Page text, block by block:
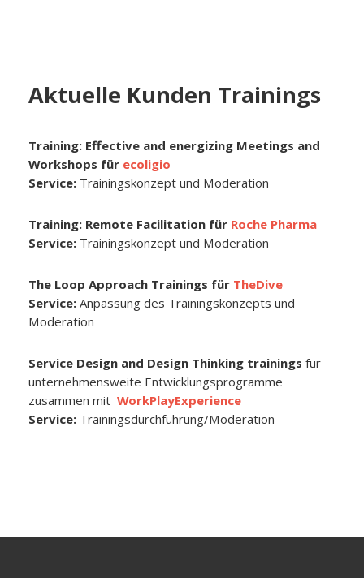
Aktuelle Kunden Trainings
Training: Effective and energizing Meetings and
Workshops für ecoligio
Service: Trainingskonzept und Moderation
Training: Remote Facilitation für Roche Pharma
Service:Trainingskonzept und Moderation
The Loop Approach Trainings für TheDive
Service: Anpassung des Trainingskonzepts und
Moderation
Service Design and Design Thinking trainings für
unternehmensweite Entwicklungsprogramme
zusammen mit WorkPlayExperience
Service:Trainingsdurchführung/Moderation